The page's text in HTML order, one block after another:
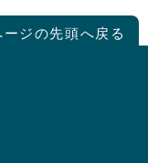
ージの先頭へ戻る